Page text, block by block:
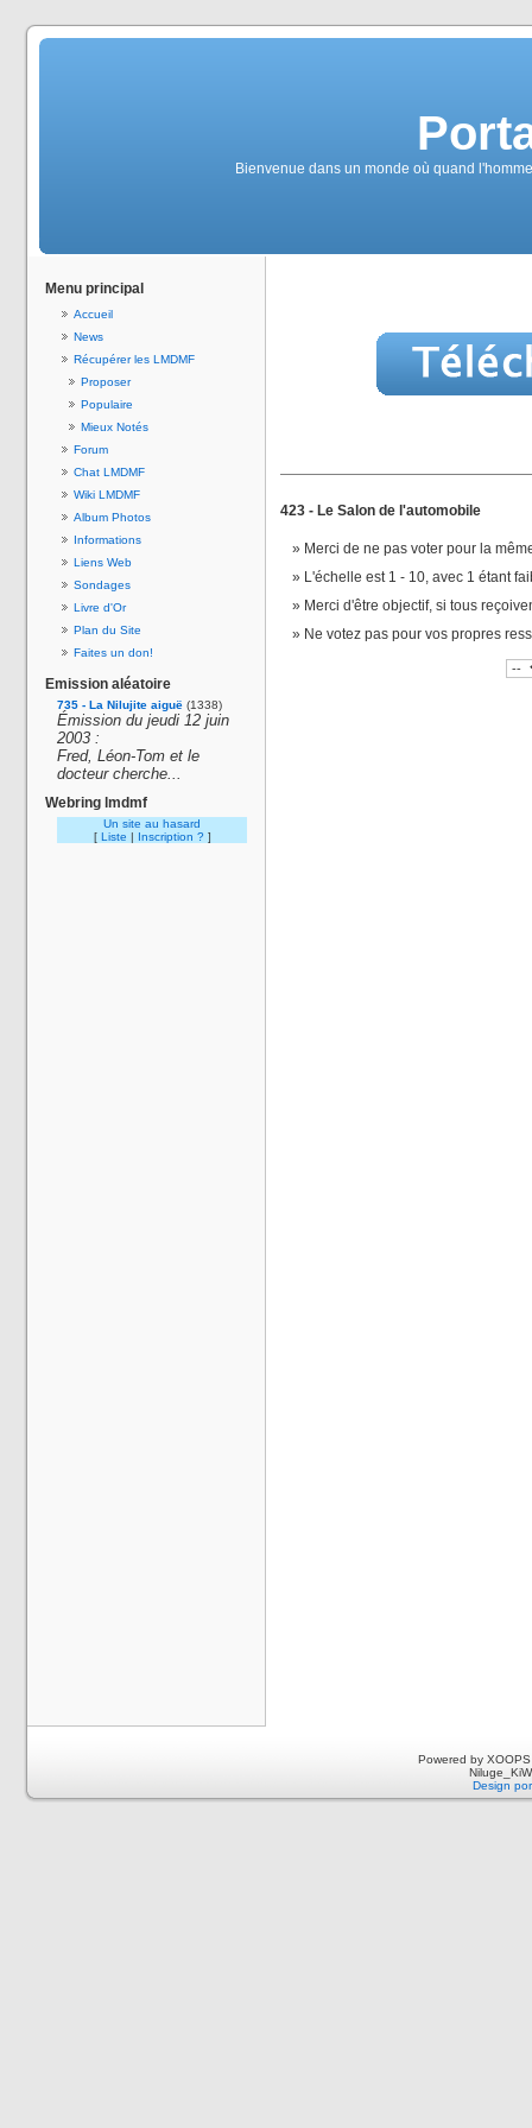
Bienvenue dans un monde où quand
Menu principal
Accueil
News
Récupérer les LMDMF
Proposer
Populaire
Mieux Notés
Forum
Chat LMDMF
Wiki LMDMF
Album Photos
Informations
Liens Web
Sondages
Livre d'Or
Plan du Site
Faites un don!
Emission aléatoire
735 - La Nilujite aiguë (1338)
Émission du jeudi 12 juin
2003 :
Fred, Léon-Tom et le
docteur cherche...
Webring lmdmf
Un site au hasard
[ Liste | Inscription ? ]
423 - Le Salon de l'automobile
Merci de ne pas voter pour la
L'échelle est 1 - 10, avec 1 étant
Merci d'être objectif, si tous
Ne votez pas pour vos propres
Powered by
Design